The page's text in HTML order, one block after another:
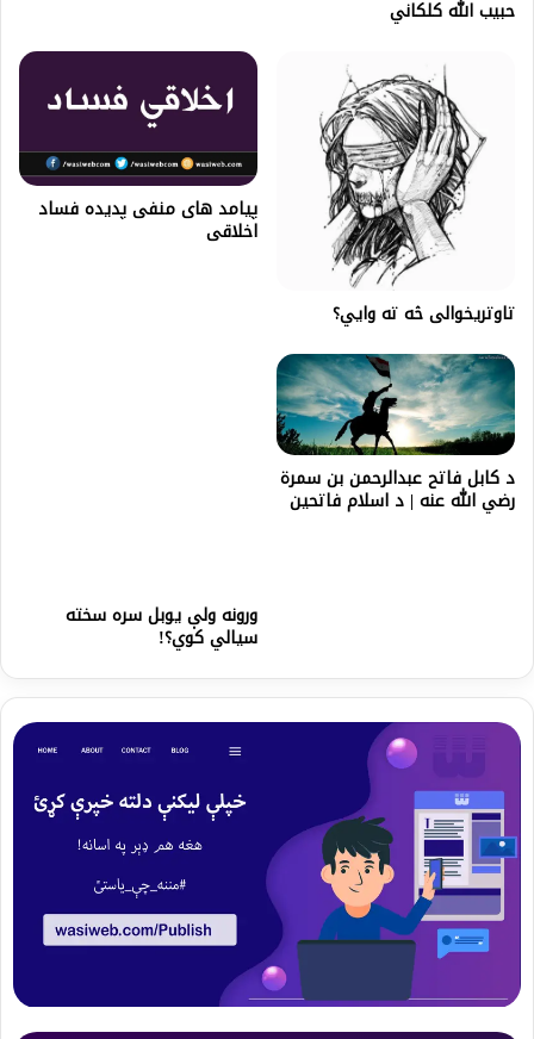
حبیب الله کلکاني
تاوتریخوالی څه ته وایي؟
پیامد های منفی پدیده فساد
اخلاقی
د کابل فاتح عبدالرحمن بن سمرة
رضي الله عنه | د اسلام فاتحین
ورونه ولې یوبل سره سخته
سیالي کوي؟!